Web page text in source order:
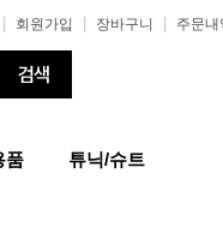
회원가입 장바구니 주문내
품 튜닉/슈트